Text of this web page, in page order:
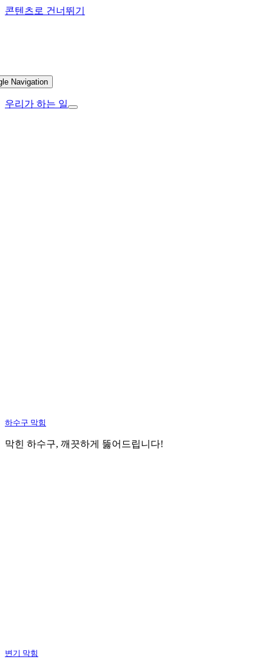
콘텐츠로 건너뛰기
Navigation
우리가 하는 일
하수구 막힘
막힌 하수구, 깨끗하게 뚫어드립니다!
변기 막힘